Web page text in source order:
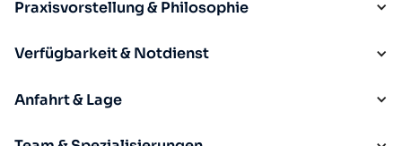
Praxisvorstellung & Philosophie
Verfügbarkeit & Notdienst
Anfahrt & Lage